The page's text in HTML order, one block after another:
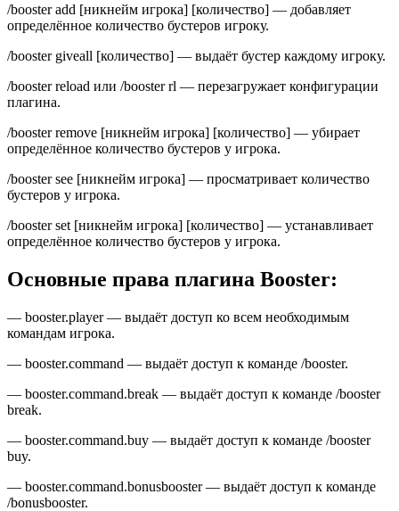
/booster add [никнейм игрока] [количество] — добавляет
определённое количество бустеров игроку.
/booster giveall [количество] — выдаёт бустер каждому игроку.
/booster reload или /booster rl — перезагружает конфигурации
плагина.
/booster remove [никнейм игрока] [количество] — убирает
определённое количество бустеров у игрока.
/booster see [никнейм игрока] — просматривает количество
бустеров у игрока.
/booster set [никнейм игрока] [количество] — устанавливает
определённое количество бустеров у игрока.
Основные права плагина Booster:
— booster.player — выдаёт доступ ко всем необходимым
командам игрока.
— booster.command — выдаёт доступ к команде /booster.
— booster.command.break — выдаёт доступ к команде /booster
break.
— booster.command.buy — выдаёт доступ к команде /booster
buy.
— booster.command.bonusbooster — выдаёт доступ к команде
/bonusbooster.